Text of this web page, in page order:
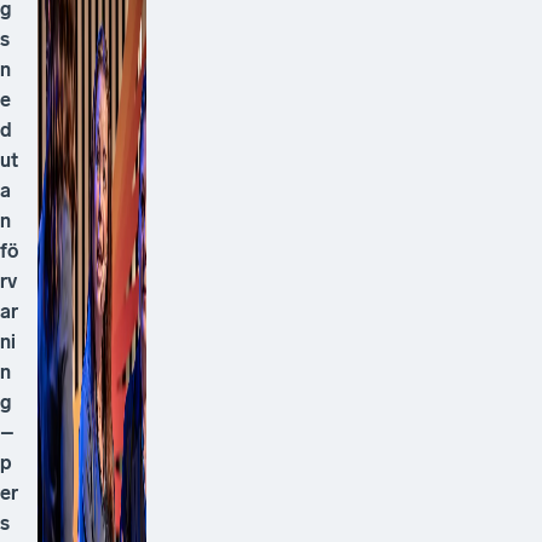
g
s
n
e
d
ut
a
n
fö
rv
ar
ni
n
g
–
p
er
s